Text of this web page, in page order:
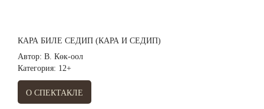
КАРА БИЛЕ СЕДИП (КАРА И СЕДИП)
Автор: В. Көк-оол
Категория: 12+
О СПЕКТАКЛЕ